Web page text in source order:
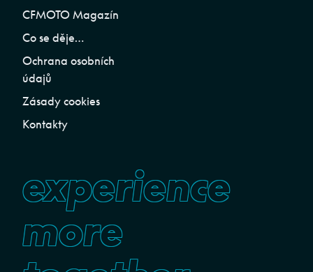
CFMOTO Magazín
Co se děje…
Ochrana osobních
údajů
Zásady cookies
Kontakty
experience
more